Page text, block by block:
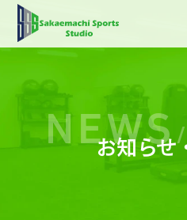
お知らせ
NEWS/